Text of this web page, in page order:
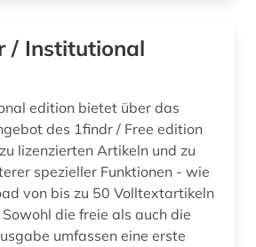
(1)
auswanderung (3)
ausweisung (1)
/ Institutional
edition bietet über das
des 1findr / Free edition
zu
spezieller Funktionen - wie
von bis zu 50 Volltextartikeln
umfassen eine erste